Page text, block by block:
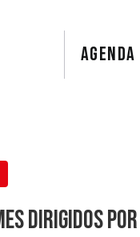
AGENDA
Dirigidos